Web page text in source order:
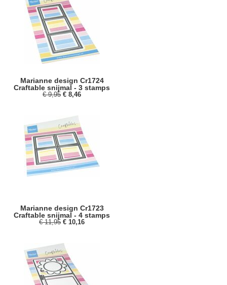
Marianne design Cr1724
Craftable snijmal - 3 stamps
€ 9,95 € 8,46
Marianne design Cr1723
Craftable snijmal - 4 stamps
€ 11,95 € 10,16